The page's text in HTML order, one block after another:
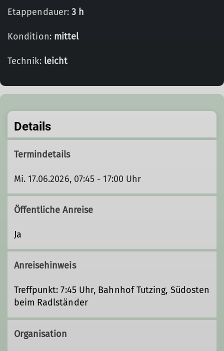
Etappendauer:3 h
Kondition: mittel
Technik: leicht
Details
Termindetails
Mi. 17.06.2026, 07:45 - 17:00 Uhr
Öffentliche Anreise
Ja
Anreisehinweis
Treffpunkt: 7:45 Uhr, Bahnhof Tutzing, Südosten
beim Radlständer
Organisation